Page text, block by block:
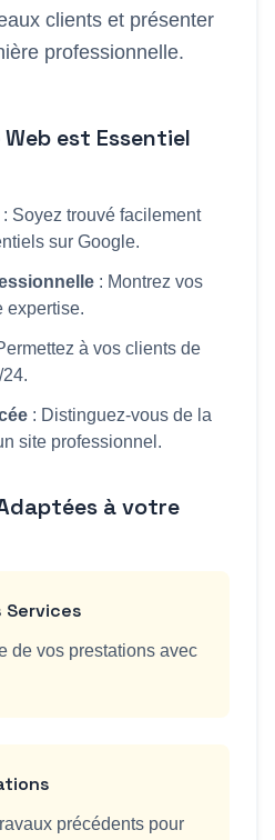
clients et présenter
professionnelle.
est Essentiel
: Soyez trouvé facilement
sur Google.
: Montrez vos
expertise.
à vos clients de
: Distinguez-vous de la
site professionnel.
à votre
de vos prestations avec
précédents pour